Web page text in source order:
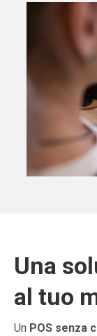
Una
al tuo
Un POS senza